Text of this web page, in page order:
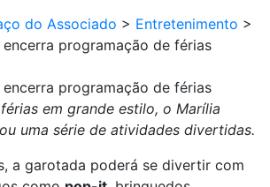
do Associado > Entretenimento >
programação de férias
programação de férias
em grande estilo, o Marília
uma série de atividades divertidas.
a garotada poderá se divertir com